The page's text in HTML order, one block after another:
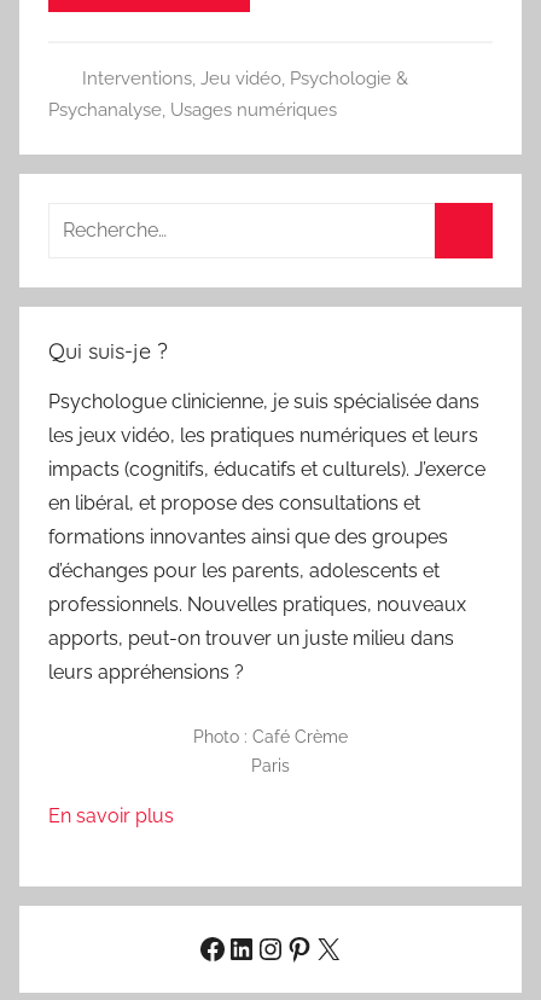
Interventions, Jeu vidéo, Psychologie &
Psychanalyse, Usages numériques
Recherche
:
Qui suis-je ?
Psychologue clinicienne, je suis spécialisée dans
les jeux vidéo, les pratiques numériques et leurs
impacts (cognitifs, éducatifs et culturels). J’exerce
en libéral, et propose des consultations et
formations innovantes ainsi que des groupes
d’échanges pour les parents, adolescents et
professionnels. Nouvelles pratiques, nouveaux
apports, peut-on trouver un juste milieu dans
leurs appréhensions ?
Photo : Café Crème
Paris
En savoir plus
Facebook
LinkedIn
Instagram
Pinterest
X